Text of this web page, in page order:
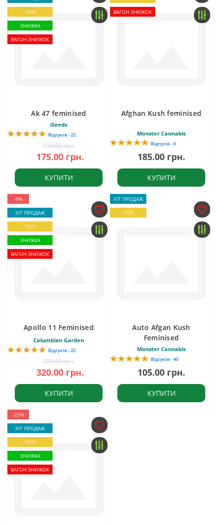
ТОП
ЗНИЖКА
ВАГОН ЗНИЖОК
Ak 47 feminised
iSeeds
Відгуків - 22
190.00 грн.
175.00 грн.
КУПИТИ
ВАГОН ЗНИЖОК
Afghan Kush feminised
Monster Cannabis
Відгуків - 6
185.00 грн.
КУПИТИ
-9%
ХІТ ПРОДАЖ
ТОП
ЗНИЖКА
ВАГОН ЗНИЖОК
Apollo 11 Feminised
Columbian Garden
Відгуків - 22
350.00 грн.
320.00 грн.
КУПИТИ
ХІТ ПРОДАЖ
ТОП
Auto Afgan Kush
Feminised
Monster Cannabis
Відгуків - 40
105.00 грн.
КУПИТИ
-23%
ХІТ ПРОДАЖ
ТОП
ЗНИЖКА
ВАГОН ЗНИЖОК